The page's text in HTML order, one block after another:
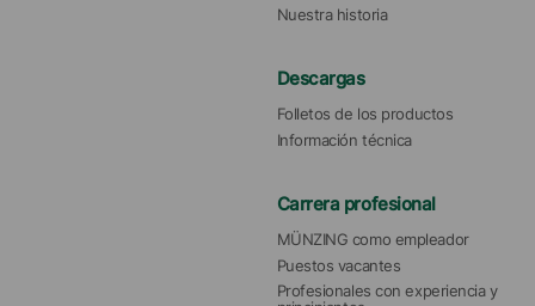
Nuestra historia
Descargas
Folletos de los productos
Información técnica
Carrera profesional
MÜNZING como empleador
Puestos vacantes
Profesionales con experiencia y